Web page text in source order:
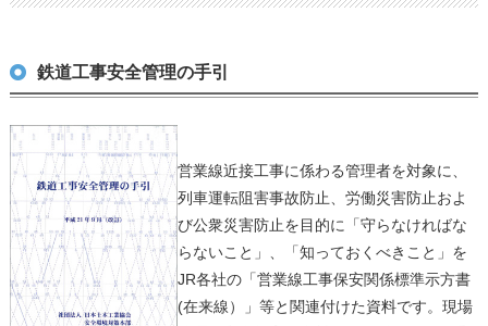
鉄道工事安全管理の手引
営業線近接工事に係わる管理者を対象に、
列車運転阻害事故防止、労働災害防止およ
び公衆災害防止を目的に「守らなければな
らないこと」、「知っておくべきこと」を
JR各社の「営業線工事保安関係標準示方書
(在来線）」等と関連付けた資料です。現場